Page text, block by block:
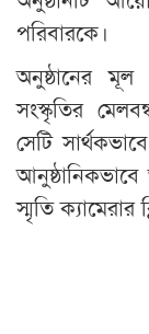
পরিবারকে।
অনুষ্ঠানের মূল
সংস্কৃতির
সেটি
স্মৃতি